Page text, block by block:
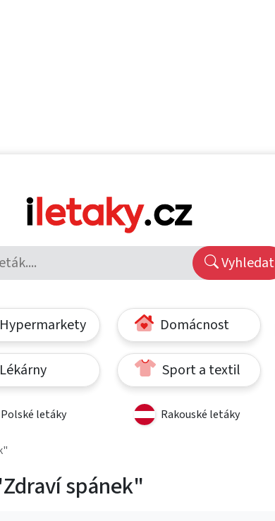
Vyhledat
Hypermarkety Domácnost
Lékárny Sport a textil
Polské letáky Rakouské letáky
spánek"